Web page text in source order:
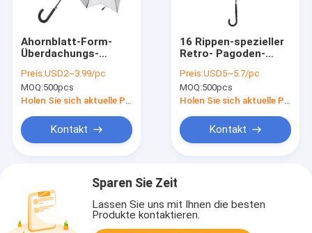
Ahornblatt-Form-
Überdachungs-
gerader Griff-
Regenschirm-
UVbeweis
Preis:USD2~3.99/pc
MOQ:500pcs
Holen Sie sich aktuelle Preis
Kontakt
16 Rippen-spezieller
Retro- Pagoden-
Haken-Griff
Preis:USD5~5.7/pc
MOQ:500pcs
Holen Sie sich aktuelle Preis
Kontakt
Sparen Sie Zeit
Lassen Sie uns mit Ihnen die besten
Produkte kontaktieren.